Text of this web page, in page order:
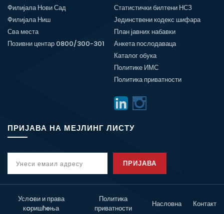
Филијала Нови Сад
Филијала Ниш
Сва места
Позивни центар 0800/300-301
Статистички билтени НСЗ
Јединствени кодекс шифара
План јавних набавки
Анкета послодаваца
Каталог обука
Политике ИМС
Политика приватности
ПРИЈАВА НА МЕЈЛИНГ ЛИСТУ
ПРИЈАВА
Услoви и права
кoришћeња
Политика
приватности
Насловна Контакт